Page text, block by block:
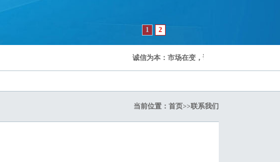
1 2
诚信为本：市场在变，诚信永远不变...
当前位置： 首页>>联系我们